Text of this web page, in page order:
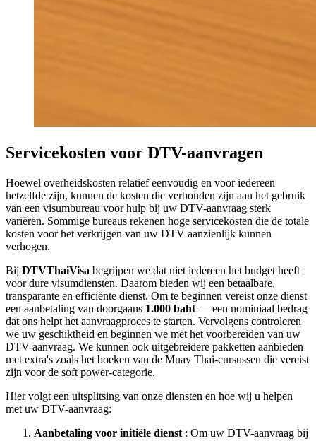
Servicekosten voor DTV-aanvragen
Hoewel overheidskosten relatief eenvoudig en voor iedereen
hetzelfde zijn, kunnen de kosten die verbonden zijn aan het gebruik
van een visumbureau voor hulp bij uw DTV-aanvraag sterk
variëren. Sommige bureaus rekenen hoge servicekosten die de totale
kosten voor het verkrijgen van uw DTV aanzienlijk kunnen
verhogen.
Bij DTVThaiVisa begrijpen we dat niet iedereen het budget heeft
voor dure visumdiensten. Daarom bieden wij een betaalbare,
transparante en efficiënte dienst. Om te beginnen vereist onze dienst
een aanbetaling van doorgaans 1.000 baht — een nominiaal bedrag
dat ons helpt het aanvraagproces te starten. Vervolgens controleren
we uw geschiktheid en beginnen we met het voorbereiden van uw
DTV-aanvraag. We kunnen ook uitgebreidere pakketten aanbieden
met extra's zoals het boeken van de Muay Thai-cursussen die vereist
zijn voor de soft power-categorie.
Hier volgt een uitsplitsing van onze diensten en hoe wij u helpen
met uw DTV-aanvraag:
Aanbetaling voor initiële dienst : Om uw DTV-aanvraag bij